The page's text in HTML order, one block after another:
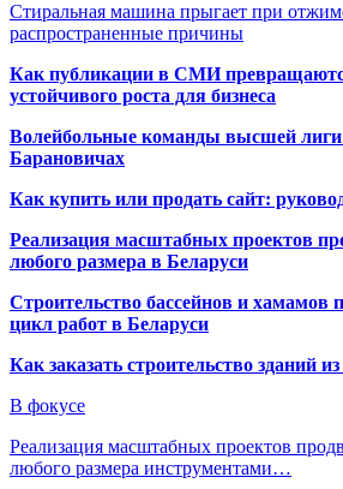
Стиральная машина прыгает при
распространенные причины
Как публикации в СМИ
устойчивого роста для бизнеса
Волейбольные команды высшей лиги
Барановичах
Как купить или продать сайт:
Реализация масштабных проектов
любого размера в Беларуси
Строительство бассейнов и
цикл работ в Беларуси
Как заказать строительство зданий
В фокусе
Реализация масштабных проектов
любого размера инструментами…